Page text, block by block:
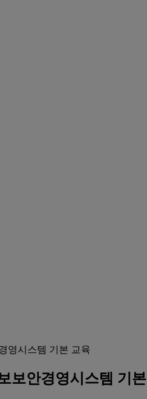
영시스템 기본 교육
보안경영시스템 기